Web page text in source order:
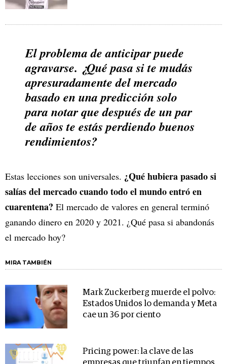
El problema de anticipar puede
agravarse. ¿Qué pasa si te mudás
apresuradamente del mercado
basado en una predicción solo
para notar que después de un par
de años te estás perdiendo buenos
rendimientos?
Estas lecciones son universales. ¿Qué hubiera pasado si
salías del mercado cuando todo el mundo entró en
cuarentena? El mercado de valores en general terminó
ganando dinero en 2020 y 2021. ¿Qué pasa si abandonás
el mercado hoy?
MIRA TAMBIÉN
Mark Zuckerberg muerde el polvo:
Estados Unidos lo demanda y Meta
cae un 36 por ciento
Pricing power: la clave de las